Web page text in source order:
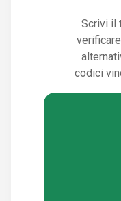
Scrivi il
codici